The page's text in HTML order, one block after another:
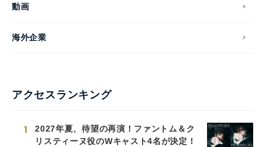
動画
海外企業
アクセスランキング
1
2027年夏、待望の再演！ファントム＆ク
リスティーヌ役のWキャスト4名が決定！